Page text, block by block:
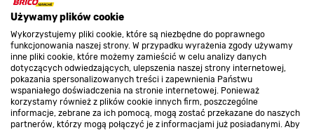
Używamy plików cookie
Wykorzystujemy pliki cookie, które są niezbędne do poprawnego
funkcjonowania naszej strony. W przypadku wyrażenia zgody używamy
inne pliki cookie, które możemy zamieścić w celu analizy danych
dotyczących odwiedzających, ulepszenia naszej strony internetowej,
pokazania spersonalizowanych treści i zapewnienia Państwu
wspaniałego doświadczenia na stronie internetowej. Ponieważ
korzystamy również z plików cookie innych firm, poszczególne
informacje, zebrane za ich pomocą, mogą zostać przekazane do naszych
partnerów, którzy mogą połączyć je z informacjami już posiadanymi. Aby
O nas
Kontakt do sklepu
Strefa biznesu